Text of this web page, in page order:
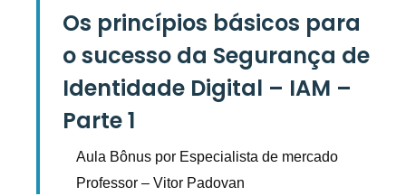
Os princípios básicos para
o sucesso da Segurança de
Identidade Digital – IAM –
Parte 1
Aula Bônus por Especialista de mercado
Professor – Vitor Padovan